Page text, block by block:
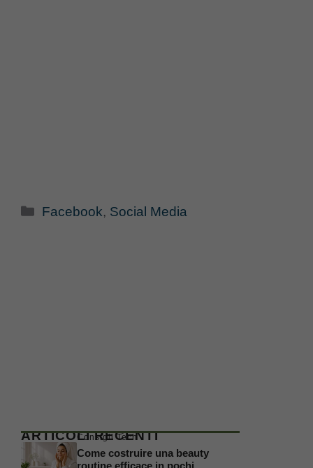
Categorie
Facebook, Social Media
ARTICOLI RECENTI
Consigli Tech
Come costruire una beauty
routine efficace in pochi